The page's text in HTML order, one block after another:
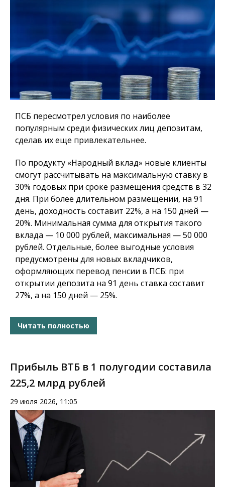
ПСБ пересмотрел условия по наиболее
популярным среди физических лиц депозитам,
сделав их еще привлекательнее.
По продукту «Народный вклад» новые клиенты
смогут рассчитывать на максимальную ставку в
30% годовых при сроке размещения средств в 32
дня. При более длительном размещении, на 91
день, доходность составит 22%, а на 150 дней —
20%. Минимальная сумма для открытия такого
вклада — 10 000 рублей, максимальная — 50 000
рублей. Отдельные, более выгодные условия
предусмотрены для новых вкладчиков,
оформляющих перевод пенсии в ПСБ: при
открытии депозита на 91 день ставка составит
27%, а на 150 дней — 25%.
Читать полностью
Прибыль ВТБ в 1 полугодии составила
225,2 млрд рублей
29 июля 2026, 11:05